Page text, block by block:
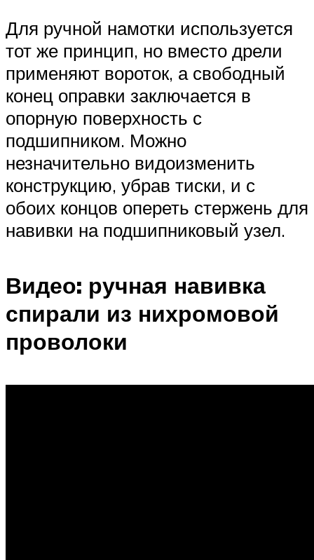
Для ручной намотки используется
тот же принцип, но вместо дрели
применяют вороток, а свободный
конец оправки заключается в
опорную поверхность с
подшипником. Можно
незначительно видоизменить
конструкцию, убрав тиски, и с
обоих концов опереть стержень для
навивки на подшипниковый узел.
Видео: ручная навивка
спирали из нихромовой
проволоки